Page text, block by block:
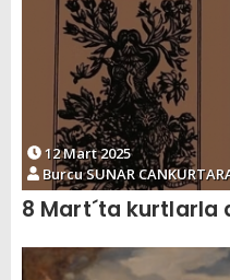
12 Mart 2025
Burcu SUNAR
8 Mart´ta kurtlarla